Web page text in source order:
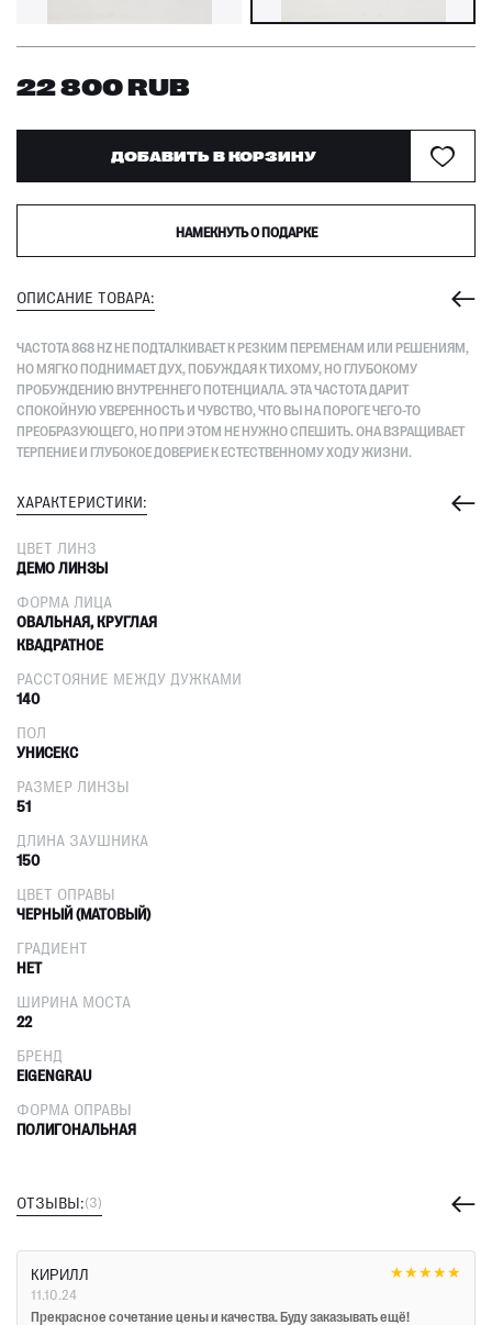
22 800RUB
ДОБАВИТЬ В КОРЗИНУ
НАМЕКНУТЬ О ПОДАРКЕ
ОПИСАНИЕ ТОВАРА:
ЧАСТОТА 868 HZ НЕ ПОДТАЛКИВАЕТ К РЕЗКИМ ПЕРЕМЕНАМ ИЛИ РЕШЕНИЯМ,
НО МЯГКО ПОДНИМАЕТ ДУХ, ПОБУЖДАЯ К ТИХОМУ, НО ГЛУБОКОМУ
ПРОБУЖДЕНИЮ ВНУТРЕННЕГО ПОТЕНЦИАЛА. ЭТА ЧАСТОТА ДАРИТ
СПОКОЙНУЮ УВЕРЕННОСТЬ И ЧУВСТВО, ЧТО ВЫ НА ПОРОГЕ ЧЕГО-ТО
ПРЕОБРАЗУЮЩЕГО, НО ПРИ ЭТОМ НЕ НУЖНО СПЕШИТЬ. ОНА ВЗРАЩИВАЕТ
ТЕРПЕНИЕ И ГЛУБОКОЕ ДОВЕРИЕ К ЕСТЕСТВЕННОМУ ХОДУ ЖИЗНИ.
ХАРАКТЕРИСТИКИ:
ЦВЕТ ЛИНЗ
ДЕМО ЛИНЗЫ
ФОРМА ЛИЦА
ОВАЛЬНАЯ, КРУГЛАЯ
КВАДРАТНОЕ
РАССТОЯНИЕ МЕЖДУ ДУЖКАМИ
140
ПОЛ
УНИСЕКС
РАЗМЕР ЛИНЗЫ
51
ДЛИНА ЗАУШНИКА
150
ЦВЕТ ОПРАВЫ
ЧЕРНЫЙ (МАТОВЫЙ)
ГРАДИЕНТ
НЕТ
ШИРИНА МОСТА
22
БРЕНД
EIGENGRAU
ФОРМА ОПРАВЫ
ПОЛИГОНАЛЬНАЯ
ОТЗЫВЫ:(3)
КИРИЛЛ
11.10.24
★★★★★
Прекрасное сочетание цены и качества. Буду заказывать ещё!